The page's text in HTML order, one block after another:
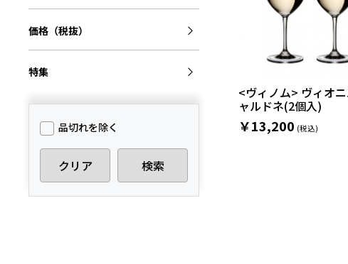
<ヴィノム> ヴィオ
ャルドネ(2個入)
￥13,200
価格（税抜）
特集
品切れを除く
クリア 検索